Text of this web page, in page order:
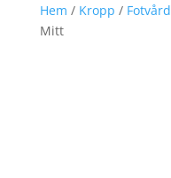
Hem / Kropp / Fotvård
Mitt